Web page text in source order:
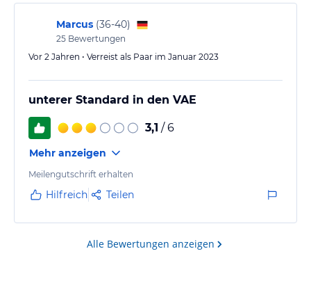
Marcus (36-40)
25 Bewertungen
Vor 2 Jahren • Verreist als Paar im Januar 2023
unterer Standard in den VAE
3,1 / 6
Mehr anzeigen
Meilengutschrift erhalten
Hilfreich Teilen
Alle Bewertungen anzeigen